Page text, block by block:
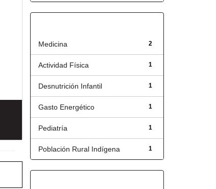
2
Medicina
1
Actividad Física
1
Desnutrición Infantil
1
Gasto Energético
1
Pediatría
1
Población Rural Indígena